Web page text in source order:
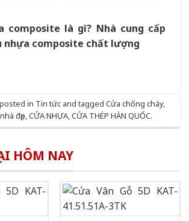
composite là gì? Nhà cung cấp
nhựa composite chất lượng
in Tin tứcand tagged Cửa chống cháy,
đẹp,CỬA NHỰA,CỬA THÉP HÀN QUỐC.
HÔM NAY